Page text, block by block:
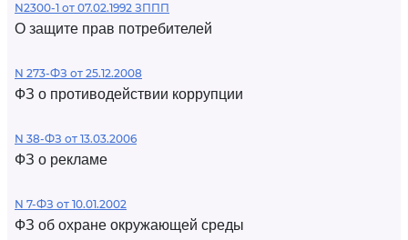
N2300-1 от 07.02.1992 ЗППП
О защите прав потребителей
N 273-ФЗ от 25.12.2008
ФЗ о противодействии коррупции
N 38-ФЗ от 13.03.2006
ФЗ о рекламе
N 7-ФЗ от 10.01.2002
ФЗ об охране окружающей среды